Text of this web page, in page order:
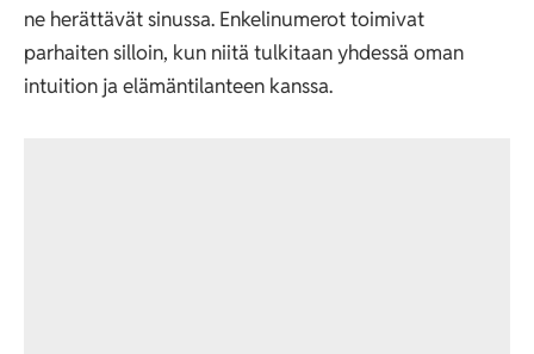
ne herättävät sinussa. Enkelinumerot toimivat
parhaiten silloin, kun niitä tulkitaan yhdessä oman
intuition ja elämäntilanteen kanssa.